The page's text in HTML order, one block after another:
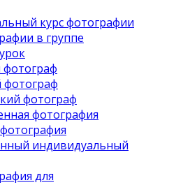
курс фотографии
в группе
фотограф
фотография
индивидуальный
для